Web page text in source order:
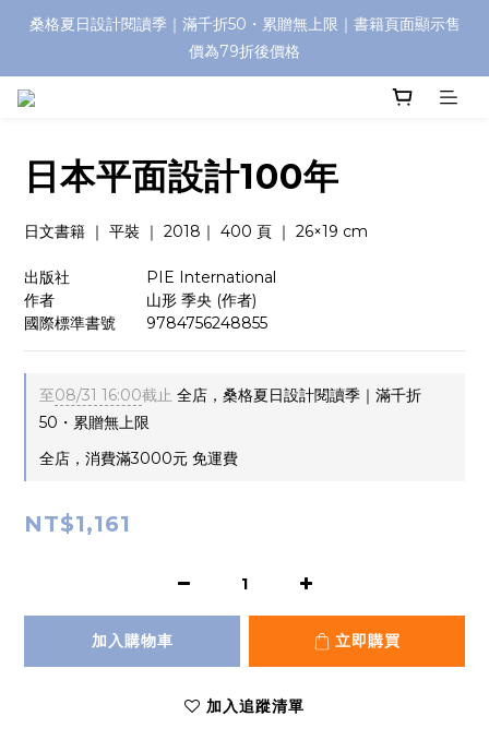
桑格夏日設計閱讀季｜滿千折50・累贈無上限｜書籍頁面顯示售
價為79折後價格
日本平面設計100年
日文書籍 ｜ 平裝 ｜ 2018｜ 400 頁 ｜ 26×19 cm
出版社　　   　    PIE International
作者　　　　       山形 季央 (作者)
國際標準書號       9784756248855
至08/31 16:00截止 全店，桑格夏日設計閱讀季｜滿千折
50・累贈無上限
全店，消費滿3000元 免運費
NT$1,161
加入購物車 立即購買
加入追蹤清單